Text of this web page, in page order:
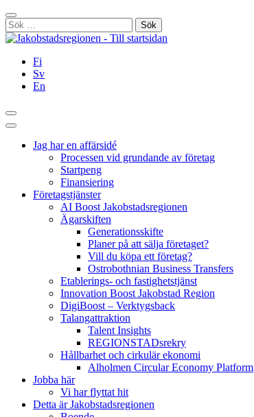
Hoppa
till
innehållet
Stäng
Sök
efter:
Fi
Sv
En
Sök
Huvudmeny
Jag har en affärsidé
Processen vid grundande av företag
Startpeng
Finansiering
Företagstjänster
AI Boost Jakobstadsregionen
Ägarskiften
Generationsskifte
Planer på att sälja företaget?
Vill du köpa ett företag?
Ostrobothnian Business Transfers
Etablerings- och fastighetstjänst
Innovation Boost Jakobstad Region
DigiBoost – Verktygsback
Talangattraktion
Talent Insights
REGIONSTADsrekry
Hållbarhet och cirkulär ekonomi
Alholmen Circular Economy Platform
Jobba här
Vi har flyttat hit
Detta är Jakobstadsregionen